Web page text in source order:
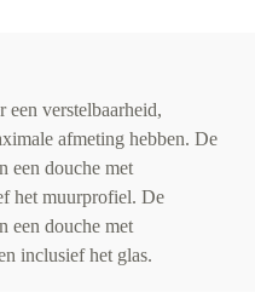
een verstelbaarheid,
afmeting hebben. De
een douche met
het muurprofiel. De
een douche met
inclusief het glas.